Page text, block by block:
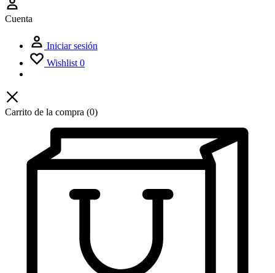
Cuenta
Iniciar sesión
Wishlist 0
Carrito de la compra (0)